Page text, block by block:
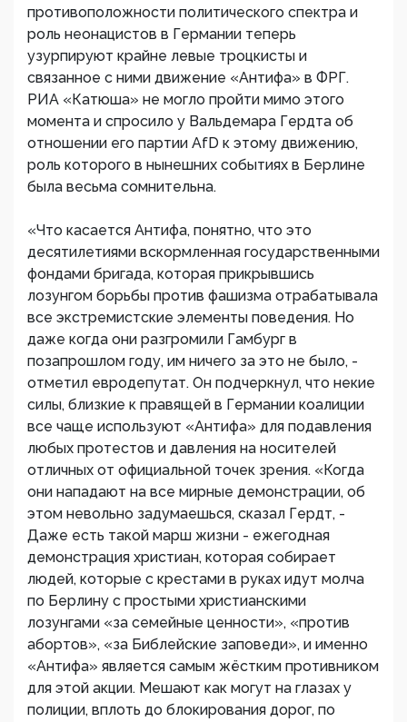
противоположности политического спектра и
роль неонацистов в Германии теперь
узурпируют крайне левые троцкисты и
связанное с ними движение «Антифа» в ФРГ.
РИА «Катюша» не могло пройти мимо этого
момента и спросило у Вальдемара Гердта об
отношении его партии AfD к этому движению,
роль которого в нынешних событиях в Берлине
была весьма сомнительна.
«Что касается Антифа, понятно, что это
десятилетиями вскормленная государственными
фондами бригада, которая прикрывшись
лозунгом борьбы против фашизма отрабатывала
все экстремистские элементы поведения. Но
даже когда они разгромили Гамбург в
позапрошлом году, им ничего за это не было, -
отметил евродепутат. Он подчеркнул, что некие
силы, близкие к правящей в Германии коалиции
все чаще используют «Антифа» для подавления
любых протестов и давления на носителей
отличных от официальной точек зрения. «Когда
они нападают на все мирные демонстрации, об
этом невольно задумаешься, сказал Гердт, -
Даже есть такой марш жизни - ежегодная
демонстрация христиан, которая собирает
людей, которые с крестами в руках идут молча
по Берлину с простыми христианскими
лозунгами «за семейные ценности», «против
абортов», «за Библейские заповеди», и именно
«Антифа» является самым жёстким противником
для этой акции. Мешают как могут на глазах у
полиции, вплоть до блокирования дорог, по